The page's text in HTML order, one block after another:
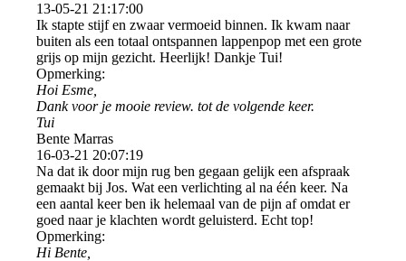
13-05-21 21:17:00
Ik stapte stijf en zwaar vermoeid binnen. Ik kwam naar
buiten als een totaal ontspannen lappenpop met een grote
grijs op mijn gezicht. Heerlijk! Dankje Tui!
Opmerking:
Hoi Esme,
Dank voor je mooie review. tot de volgende keer.
Tui
Bente Marras
16-03-21 20:07:19
Na dat ik door mijn rug ben gegaan gelijk een afspraak
gemaakt bij Jos. Wat een verlichting al na één keer. Na
een aantal keer ben ik helemaal van de pijn af omdat er
goed naar je klachten wordt geluisterd. Echt top!
Opmerking:
Hi Bente,